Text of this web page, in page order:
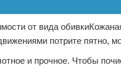
от вида
потрите пятно,
и прочное. Чтобы